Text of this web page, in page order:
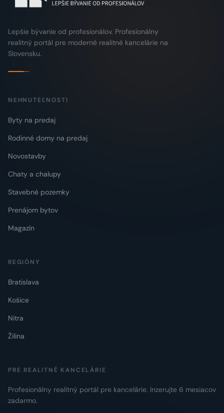
Lepšie bývanie od profesionálov. Profesionálny
realitný portál pre moderné realitné kancelárie na
Slovensku.
NEHNUTEĽNOSTI
Byty na predaj
Rodinné domy na predaj
Novostavby
Chaty a chalupy
Stavebné pozemky
Prenájom bytov
Magazín
REGIÓNY
Bratislava
Košice
Nitra
Žilina
PRE REALITNÉ KANCELÁRIE
Profesionálny realitný portál pre kancelárie. Inzerujte 6 mesiacov
zadarmo.